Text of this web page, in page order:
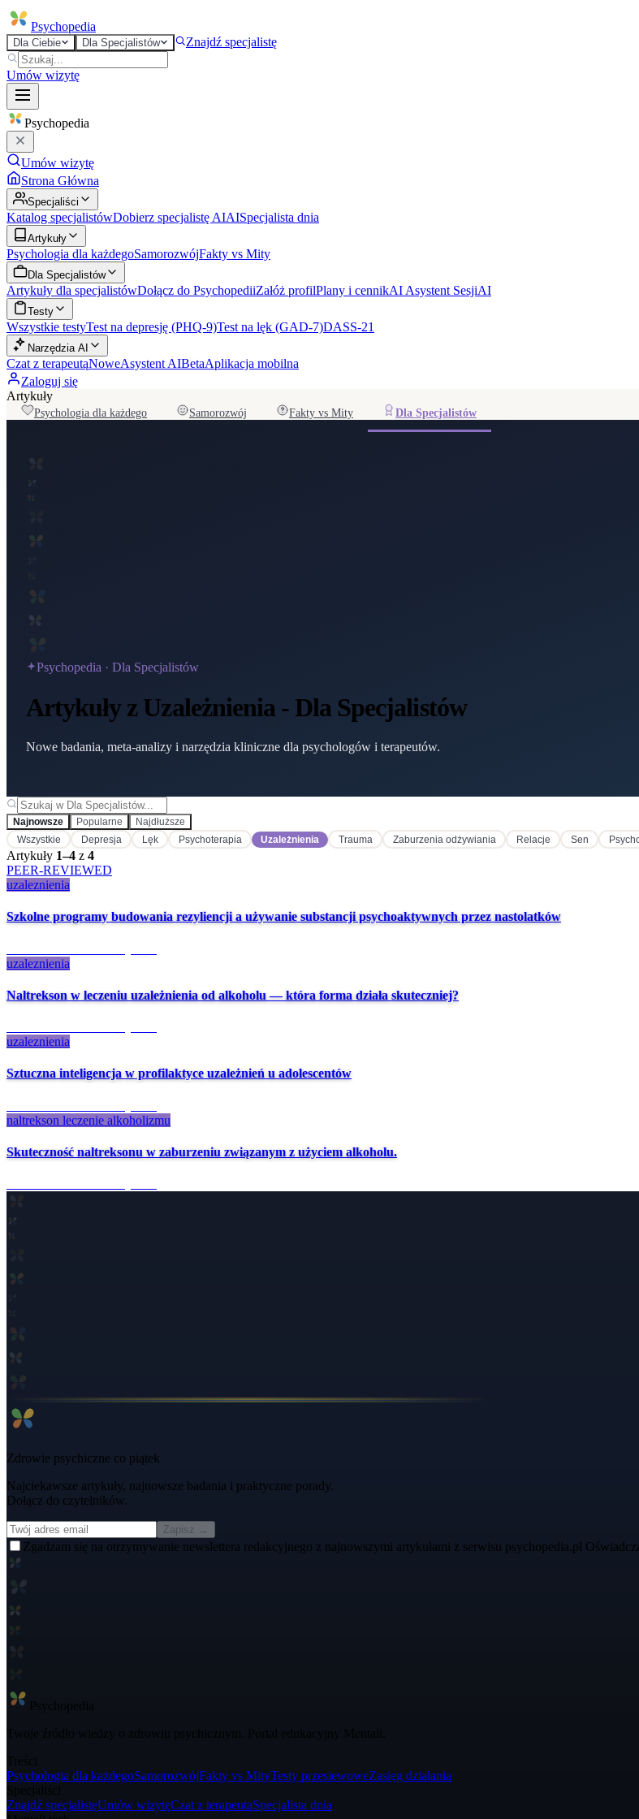
Psychopedia
Dla Ciebie Dla Specjalistów Znajdź specjalistę
Umów wizytę
Psychopedia
Umów wizytę
Strona Główna
Specjaliści
Katalog specjalistówDobierz specjalistę AIAISpecjalista dnia
Artykuły
Psychologia dla każdegoSamorozwójFakty vs Mity
Dla Specjalistów
Artykuły dla specjalistówDołącz do PsychopediiZałóż profilPlany i cennikAI Asystent SesjiAI
Testy
Wszystkie testyTest na depresję (PHQ-9)Test na lęk (GAD-7)DASS-21
Narzędzia AI
Czat z terapeutąNoweAsystent AIBetaAplikacja mobilna
Zaloguj się
Artykuły
Psychologia dla każdego Samorozwój Fakty vs Mity Dla Specjalistów
Psychopedia · Dla Specjalistów
Artykuły z Uzależnienia - Dla Specjalistów
Nowe badania, meta-analizy i narzędzia kliniczne dla psychologów i terapeutów.
Najnowsze Popularne
Najdłuższe
Wszystkie
Depresja Lęk Psychoterapia Uzależnienia Trauma Zaburzenia odżywiania Relacje Sen
Artykuły 1–4 z 4
PEER-REVIEWED
uzaleznienia
Szkolne programy budowania rezyliencji a używanie substancji psychoaktywnych przez nastolatków
uzaleznienia
Naltrekson w leczeniu uzależnienia od alkoholu — która forma działa skuteczniej?
uzaleznienia
Sztuczna inteligencja w profilaktyce uzależnień u adolescentów
naltrekson leczenie alkoholizmu
Skuteczność naltreksonu w zaburzeniu związanym z użyciem alkoholu.
Zdrowie psychiczne co piątek
Najciekawsze artykuły, najnowsze badania i praktyczne porady.
Dołącz do czytelników.
Zapisz →
Zgadzam się na otrzymywanie newslettera redakcyjnego z najnowszymi artykułami z serwisu psychopedia.pl
Psychologia dla każdegoSamorozwójFakty vs MityTesty przesiewoweZasięg działania
Znajdź specjalistęUmów wizytęCzat z terapeutąSpecjalista dnia